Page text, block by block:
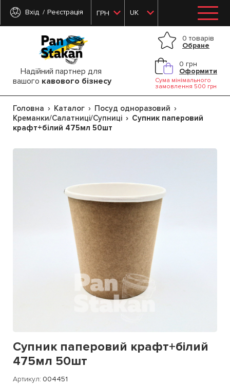
Вхід Реєстрація ГРН UK
Надійний партнер для
вашого кавового бізнесу
0 товарів
Обране
0 грн
Оформити
Сума мінімального
замовлення 500 грн
Головна Каталог
Посуд одноразовий
Креманки/Салатниці/Супниці
Супник паперовий
крафт+білий 475мл 50шт
Супник паперовий крафт+білий
475мл 50шт
Артикул 004451